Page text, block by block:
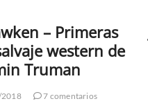
– Primeras
western de
Truman
7 comentarios